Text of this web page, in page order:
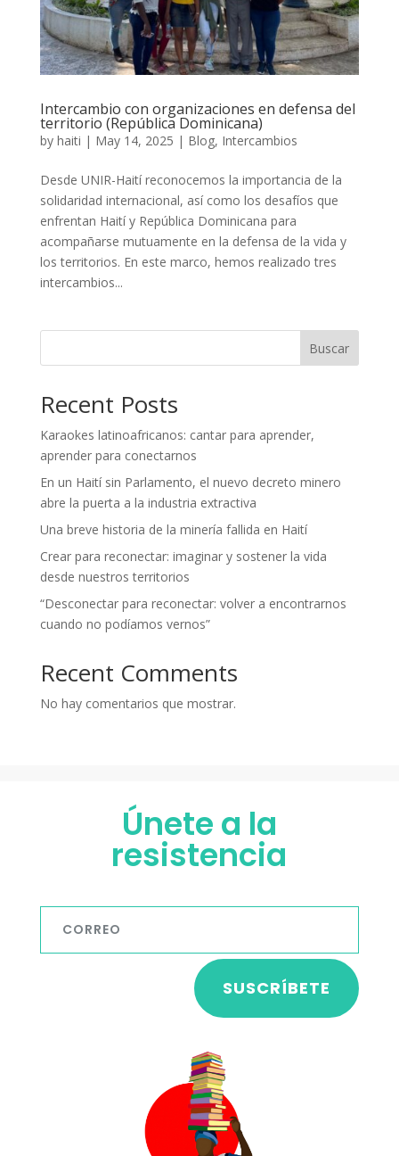
Intercambio con organizaciones en defensa del
territorio (República Dominicana)
by haiti | May 14, 2025 | Blog, Intercambios
Desde UNIR-Haití reconocemos la importancia de la
solidaridad internacional, así como los desafíos que
enfrentan Haití y República Dominicana para
acompañarse mutuamente en la defensa de la vida y
los territorios. En este marco, hemos realizado tres
intercambios...
Buscar
Recent Posts
Karaokes latinoafricanos: cantar para aprender,
aprender para conectarnos
En un Haití sin Parlamento, el nuevo decreto minero
abre la puerta a la industria extractiva
Una breve historia de la minería fallida en Haití
Crear para reconectar: imaginar y sostener la vida
desde nuestros territorios
“Desconectar para reconectar: volver a encontrarnos
cuando no podíamos vernos”
Recent Comments
No hay comentarios que mostrar.
Únete a la
resistencia
SUSCRÍBETE